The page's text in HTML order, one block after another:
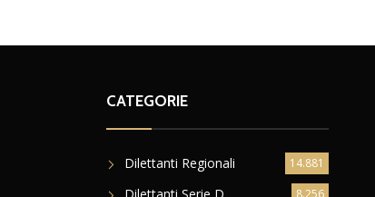
CATEGORIE
Dilettanti Regionali 14.881
8.256